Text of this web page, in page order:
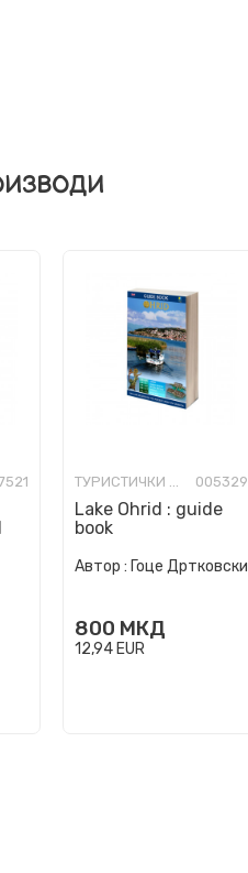
ТУРИСТИЧКИ ВОДИЧИ 005329
Lake Ohrid : guide
book
Автор : Гоце Дртковски
800 МКД
12,94 EUR